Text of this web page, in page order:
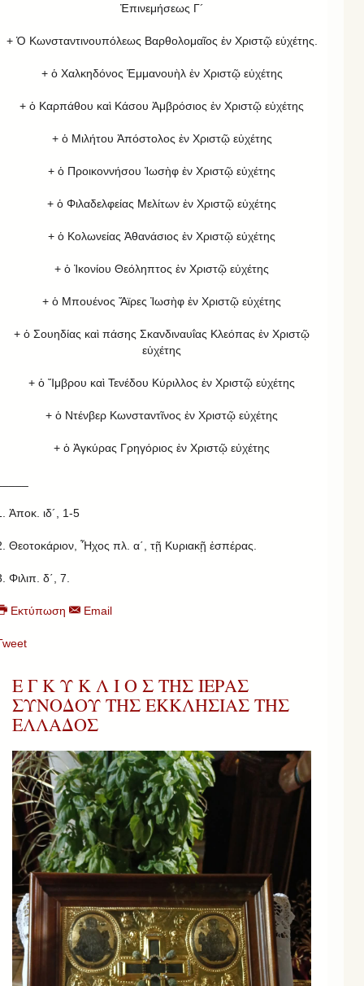
Ἐπινεμήσεως Γ´
+ Ὁ Κωνσταντινουπόλεως Βαρθολομαῖος ἐν Χριστῷ εὐχέτης.
+ ὁ Χαλκηδόνος Ἐμμανουὴλ ἐν Χριστῷ εὐχέτης
+ ὁ Καρπάθου καὶ Κάσου Ἀμβρόσιος ἐν Χριστῷ εὐχέτης
+ ὁ Μιλήτου Ἀπόστολος ἐν Χριστῷ εὐχέτης
+ ὁ Προικοννήσου Ἰωσὴφ ἐν Χριστῷ εὐχέτης
+ ὁ Φιλαδελφείας Μελίτων ἐν Χριστῷ εὐχέτης
+ ὁ Κολωνείας Ἀθανάσιος ἐν Χριστῷ εὐχέτης
+ ὁ Ἰκονίου Θεόληπτος ἐν Χριστῷ εὐχέτης
+ ὁ Μπουένος Ἄϊρες Ἰωσὴφ ἐν Χριστῷ εὐχέτης
+ ὁ Σουηδίας καὶ πάσης Σκανδιναυΐας Κλεόπας ἐν Χριστῷ
εὐχέτης
+ ὁ Ἴμβρου καὶ Τενέδου Κύριλλος ἐν Χριστῷ εὐχέτης
+ ὁ Ντένβερ Κωνσταντῖνος ἐν Χριστῷ εὐχέτης
+ ὁ Ἀγκύρας Γρηγόριος ἐν Χριστῷ εὐχέτης
Ἀποκ. ιδ´, 1-5
Θεοτοκάριον, Ἦχος πλ. α΄, τῇ Κυριακῇ ἑσπέρας.
Φιλιπ. δ΄, 7.
Εκτύπωση Email
Ε Γ Κ Υ Κ Λ Ι Ο Σ ΤΗΣ ΙΕΡΑΣ
ΣΥΝΟΔΟΥ ΤΗΣ ΕΚΚΛΗΣΙΑΣ ΤΗΣ
ΕΛΛΑΔΟΣ